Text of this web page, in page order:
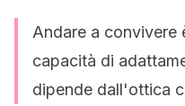
Andare a convivere
capacità di
dipende dall'ottica